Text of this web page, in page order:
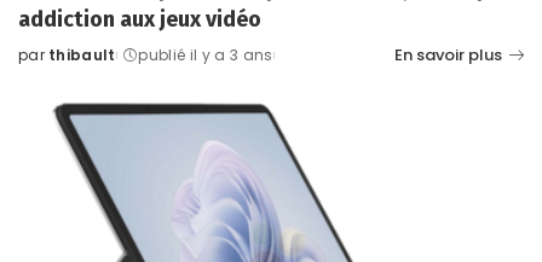
addiction aux jeux vidéo
Posted
par thibault publié il y a 3 ans En savoir plus